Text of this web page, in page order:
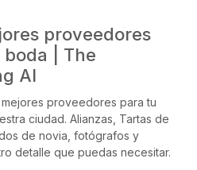
proveedores
| The
AI
mejores proveedores para tu
ciudad. Alianzas, Tartas de
de novia, fotógrafos y
detalle que puedas necesitar.